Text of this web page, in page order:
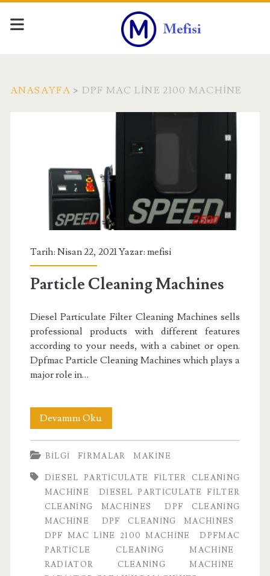
ANASAYFA > DPF MAC LINE 2100 MACHINE
mac
Line
2100
machine</span>
Tarih: Nisan 22, 2021 Yazar: mefisi
Particle Cleaning Machines
Diesel Particulate Filter Cleaning Machines sells
professional products with different features
according to your needs, with a cabinet or open.
Dpfmac Particle Cleaning Machines which plays a
major role in…
Devamını OkuParticle
Cleaning
Machines
BILGI FIRMALAR MAKINE
DIESEL PARTICULATE FILTER CLEANING
MACHINE
DIESEL PARTICULATE FILTER
CLEANING MACHINES
DPF CLEANING
MACHINE
DPF CLEANING MACHINES
DPF MAC LINE 2100 MACHINE
DPFMAC
PARTICLE CLEANING MACHINE
RADIATOR CLEANING MACHINE